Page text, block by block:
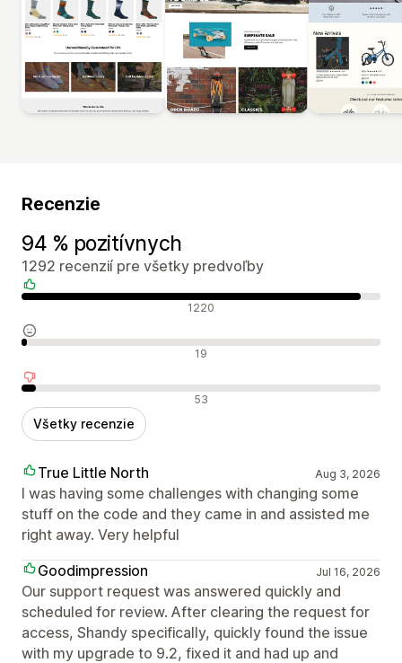
Recenzie
94 % pozitívnych
1292 recenzií pre všetky predvoľby
Pozitívne recenzie 1220
Neutrálne recenzie 19
Negatívne recenzie 53
Všetky recenzie
True Little North Aug 3, 2026
I was having some challenges with changing some
stuff on the code and they came in and assisted me
right away. Very helpful
Goodimpression
Jul 16, 2026
Our support request was answered quickly and
scheduled for review. After clearing the request for
access, Shandy specifically, quickly found the issue
with my upgrade to 9.2, fixed it and had up and